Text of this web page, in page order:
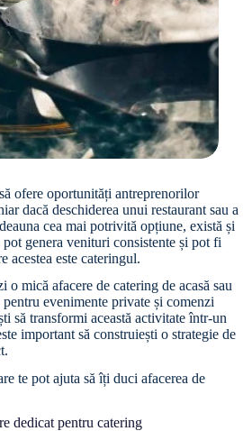
ofere oportunități antreprenorilor
dacă deschiderea unui restaurant sau a
cea mai potrivită opțiune, există și
pot genera venituri consistente și pot fi
acestea este cateringul.
o mică afacere de catering de acasă sau
evenimente private și comenzi
să transformi această activitate într-un
important să construiești o strategie de
te pot ajuta să îți duci afacerea de
dedicat pentru catering